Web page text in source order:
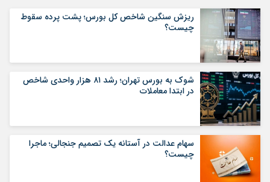
ریزش سنگین شاخص کل بورس؛ پشت پرده سقوط
چیست؟
شوک به بورس تهران؛ رشد ۸۱ هزار واحدی شاخص
در ابتدا معاملات
سهام عدالت در آستانه یک تصمیم جنجالی؛ ماجرا
چیست؟